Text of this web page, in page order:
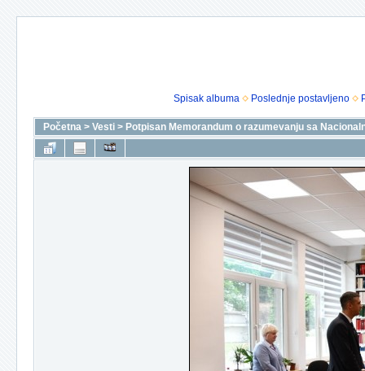
Spisak albuma Poslednje postavljeno
Početna > Vesti > Potpisan Memorandum o razumevanju sa